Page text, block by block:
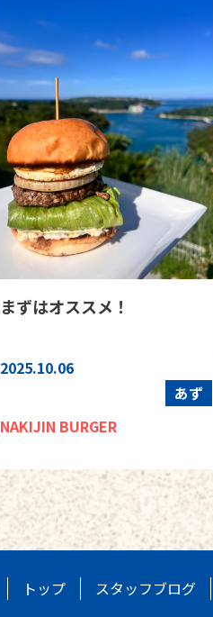
まずはオススメ！
2025.10.06
あず
NAKIJIN BURGER
トップ スタッフブログ